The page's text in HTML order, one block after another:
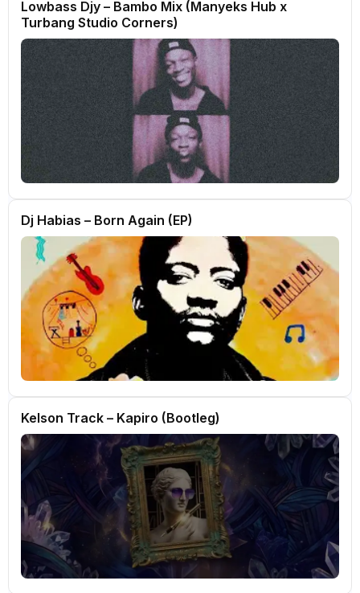
Lowbass Djy – Bambo Mix (Manyeks Hub x
Turbang Studio Corners)
Dj Habias – Born Again (EP)
Kelson Track – Kapiro (Bootleg)